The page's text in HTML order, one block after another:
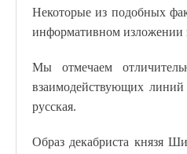
Некоторые из подобных
информативном изложении
Мы отмечаем
взаимодействующих линий
русская.
Образ декабриста князя